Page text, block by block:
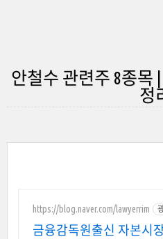
안철수 관련주 8종목
정
https://blog.naver.com/lawyerrim
금융감독원출신 자본시